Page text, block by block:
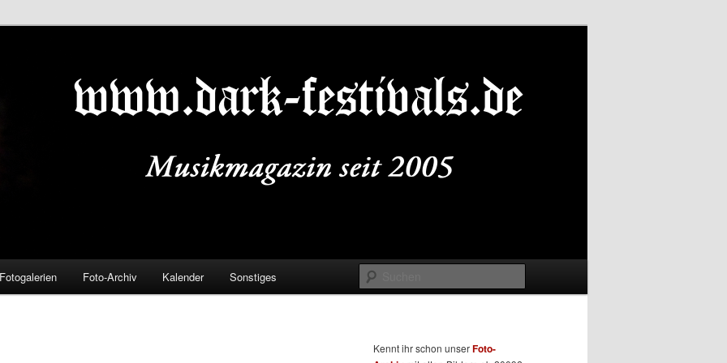
Fotogalerien Foto-Archiv Kalender Sonstiges
Kennt ihr schon unserFoto-